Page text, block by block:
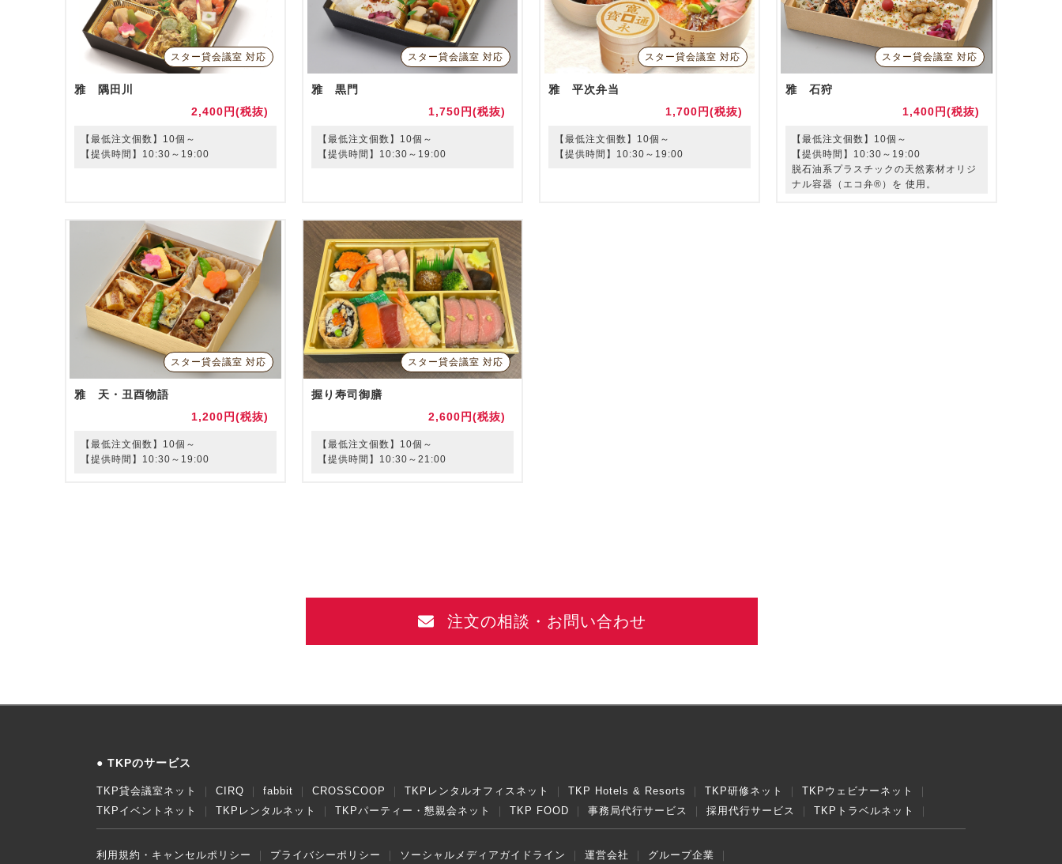
雅 隅田川
2,400円(税抜)
【最低注文個数】10個～
【提供時間】10:30～19:00
スター貸会議室 対応
雅 黒門
1,750円(税抜)
【最低注文個数】10個～
【提供時間】10:30～19:00
スター貸会議室 対応
雅 平次弁当
1,700円(税抜)
【最低注文個数】10個～
【提供時間】10:30～19:00
スター貸会議室 対応
雅 石狩
1,400円(税抜)
【最低注文個数】10個～
【提供時間】10:30～19:00
脱石油系プラスチックの天然素材オリジ
ナル容器（エコ弁®）を 使用。
スター貸会議室 対応
雅 天・丑酉物語
1,200円(税抜)
【最低注文個数】10個～
【提供時間】10:30～19:00
スター貸会議室 対応
握り寿司御膳
2,600円(税抜)
【最低注文個数】10個～
【提供時間】10:30～21:00
スター貸会議室 対応
注文の相談・お問い合わせ
TKPのサービス
TKP貸会議室ネット CIRQ fabbit CROSSCOOP TKPレンタルオフィスネット TKP Hotels & Resorts TKP研修ネット
TKPウェビナーネット
TKPイベントネット
TKPレンタルネット TKPパーティー・懇親会ネット TKP FOOD 事務局代行サービス 採用代行サービス TKPトラベルネット
利用規約・キャンセルポリシー プライバシーポリシー ソーシャルメディアガイドライン 運営会社 グループ企業